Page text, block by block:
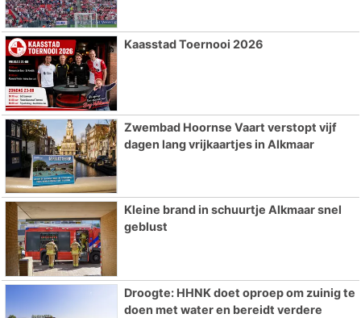
Kaasstad Toernooi 2026
Zwembad Hoornse Vaart verstopt vijf
dagen lang vrijkaartjes in Alkmaar
Kleine brand in schuurtje Alkmaar snel
geblust
Droogte: HHNK doet oproep om zuinig te
doen met water en bereidt verdere